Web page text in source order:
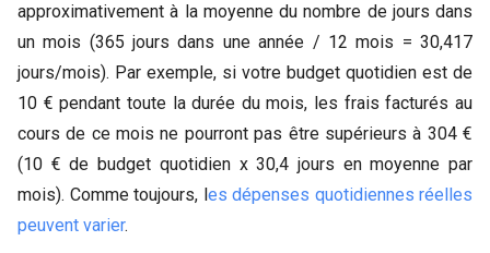
approximativement à la moyenne du nombre de jours dans
un mois (365 jours dans une année / 12 mois = 30,417
jours/mois). Par exemple, si votre budget quotidien est de
10 € pendant toute la durée du mois, les frais facturés au
cours de ce mois ne pourront pas être supérieurs à 304 €
(10 € de budget quotidien x 30,4 jours en moyenne par
mois). Comme toujours, les dépenses quotidiennes réelles
peuvent varier.